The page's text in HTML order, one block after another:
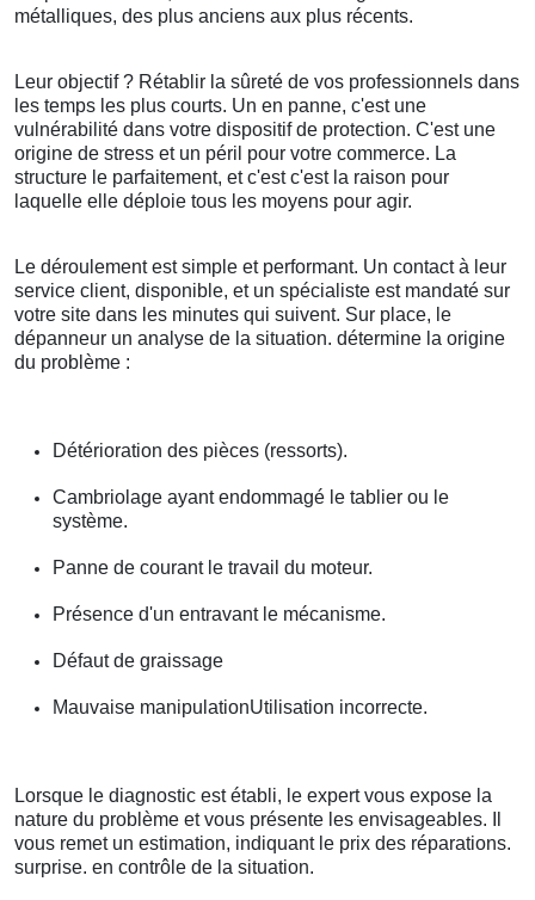
métalliques, des plus anciens aux plus récents.
Leur objectif ? Rétablir la sûreté de vos professionnels dans
les temps les plus courts. Un en panne, c'est une
vulnérabilité dans votre dispositif de protection. C'est une
origine de stress et un péril pour votre commerce. La
structure le parfaitement, et c'est c'est la raison pour
laquelle elle déploie tous les moyens pour agir.
Le déroulement est simple et performant. Un contact à leur
service client, disponible, et un spécialiste est mandaté sur
votre site dans les minutes qui suivent. Sur place, le
dépanneur un analyse de la situation. détermine la origine
du problème :
Détérioration des pièces (ressorts).
Cambriolage ayant endommagé le tablier ou le
système.
Panne de courant le travail du moteur.
Présence d'un entravant le mécanisme.
Défaut de graissage
Mauvaise manipulationUtilisation incorrecte.
Lorsque le diagnostic est établi, le expert vous expose la
nature du problème et vous présente les envisageables. Il
vous remet un estimation, indiquant le prix des réparations.
surprise. en contrôle de la situation.